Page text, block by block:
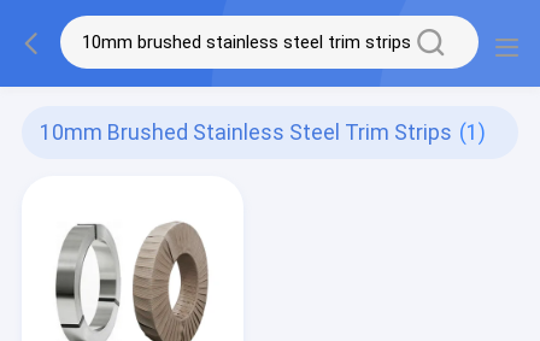
10mm Brushed Stainless Steel Trim Strips (1)